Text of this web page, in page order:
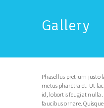
Gallery
Phasellus pretium justo
metus pharetra et. Ut
id, lobortis feugiat nulla.
faucibus ornare.